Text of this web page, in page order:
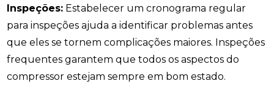
Inspeções: Estabelecer um cronograma regular
para inspeções ajuda a identificar problemas antes
que eles se tornem complicações maiores. Inspeções
frequentes garantem que todos os aspectos do
compressor estejam sempre em bom estado.